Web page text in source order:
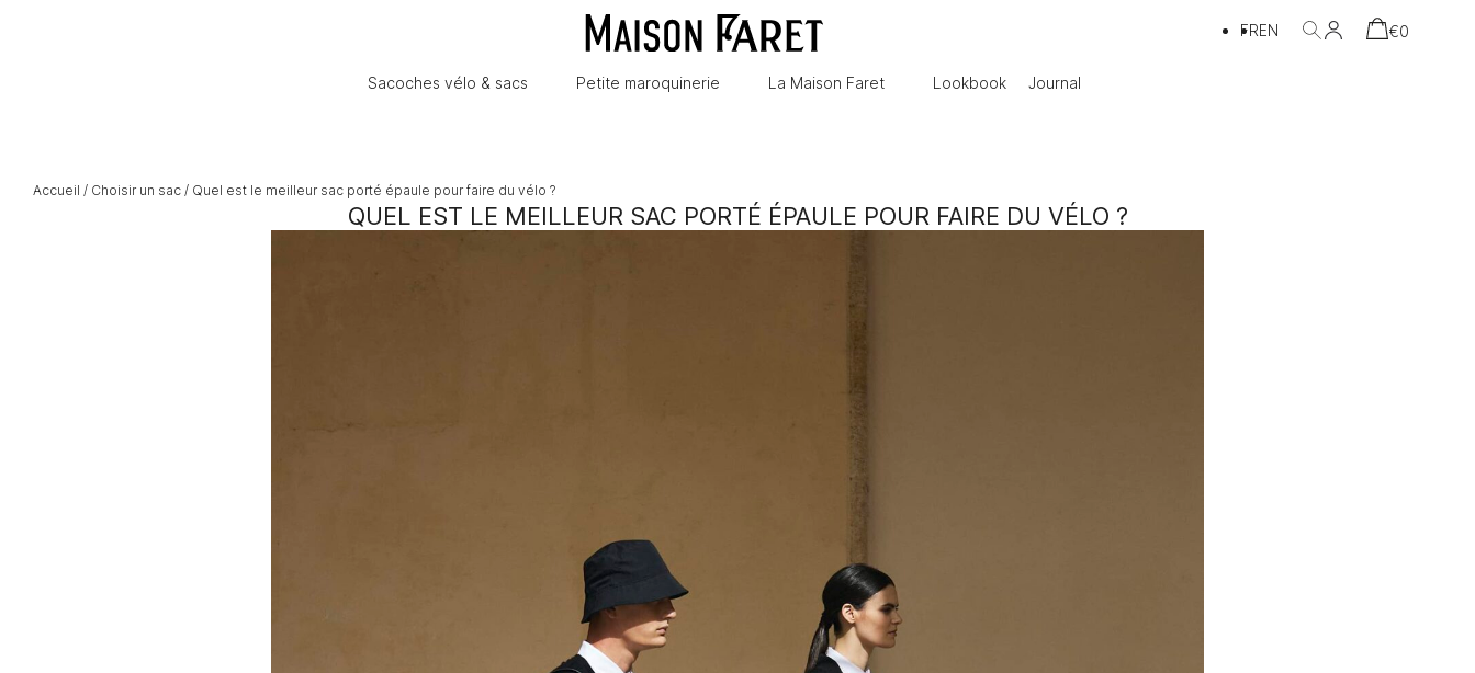
FREN €0
Sacoches vélo & sacs Petite maroquinerie La Maison Faret Lookbook Journal
Accueil / Choisir un sac / Quel est le meilleur sac porté épaule pour faire du vélo ?
QUEL EST LE MEILLEUR SAC PORTÉ ÉPAULE POUR FAIRE DU VÉLO ?